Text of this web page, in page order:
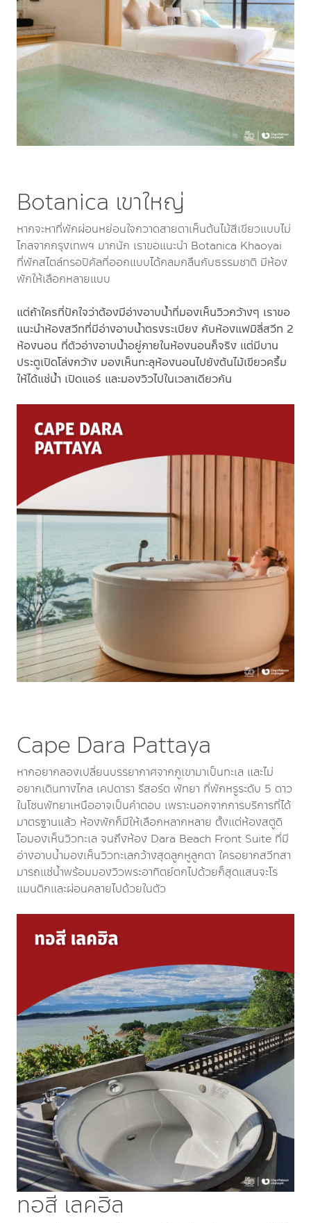
Botanica เขาใหญ่
หากจะหาที่พักผ่อนหย่อนใจกวาดสายตาเห็นต้นไม้สีเขียวแบบไม่
ไกลจากกรุงเทพฯ มากนัก เราขอแนะนำ Botanica Khaoyai
ที่พักสไตล์ทรอปิคัลที่ออกแบบได้กลมกลืนกับธรรมชาติ มีห้อง
พักให้เลือกหลายแบบ
แต่ถ้าใครที่ปักใจว่าต้องมีอ่างอาบน้ำที่มองเห็นวิวกว้างๆ เราขอ
แนะนำห้องสวีทที่มีอ่างอาบน้ำตรงระเบียง กับห้องแฟมิลี่สวีท 2
ห้องนอน ที่ตัวอ่างอาบน้ำอยู่ภายในห้องนอนก็จริง แต่มีบาน
ประตูเปิดโล่งกว้าง มองเห็นทะลุห้องนอนไปยังต้นไม้เขียวครึ้ม
ให้ได้แช่น้ำ เปิดแอร์ และมองวิวไปในเวลาเดียวกัน
Cape Dara Pattaya
หากอยากลองเปลี่ยนบรรยากาศจากภูเขามาเป็นทะเล และไม่
อยากเดินทางไกล เคปดารา รีสอร์ต พัทยา ที่พักหรูระดับ 5 ดาว
ในโซนพัทยาเหนืออาจเป็นคำตอบ เพราะนอกจากการบริการที่ได้
มาตรฐานแล้ว ห้องพักก็มีให้เลือกหลากหลาย ตั้งแต่ห้องสตูดิ
โอมองเห็นวิวทะเล จนถึงห้อง Dara Beach Front Suite ที่มี
อ่างอาบน้ำมองเห็นวิวทะเลกว้างสุดลูกหูลูกตา ใครอยากสวีทสา
มารถแช่น้ำพร้อมมองวิวพระอาทิตย์ตกไปด้วยก็สุดแสนจะโร
แมนติกและผ่อนคลายไปด้วยในตัว
ทอสี เลคฮิล